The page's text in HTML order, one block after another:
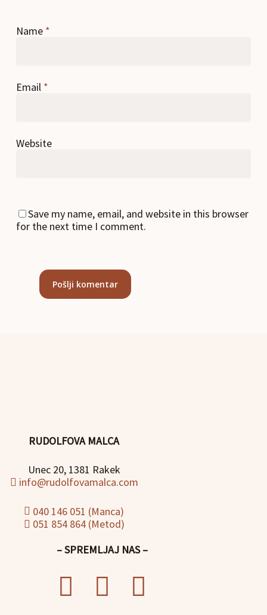
Name *
Email *
Website
Save my name, email, and website in this browser
for the next time I comment.
RUDOLFOVA MALCA
Unec 20, 1381 Rakek
info@rudolfovamalca.com
040 146 051 (Manca)
051 854 864 (Metod)
– SPREMLJAJ NAS –